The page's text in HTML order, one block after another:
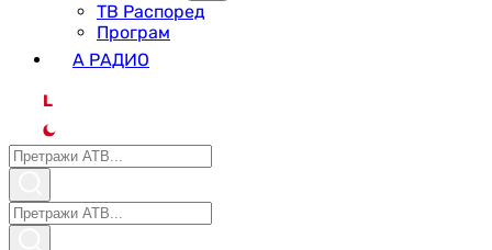
ТВ Распоред
Програм
А РАДИО
L